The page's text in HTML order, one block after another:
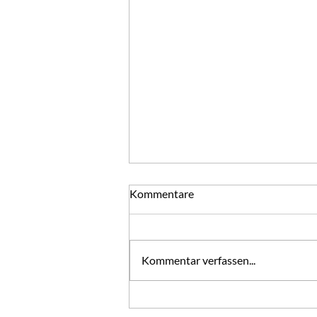
Gute Nachsätze
Gute Vorsätze mögen Sie morgen
Gute Nachsätze sollten Sie heute
fassen. Mit ihnen könnte sich ein
Kommentare
Kommentar verfassen...